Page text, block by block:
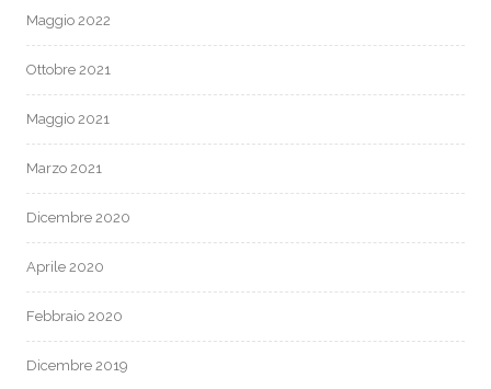
Maggio 2022
Ottobre 2021
Maggio 2021
Marzo 2021
Dicembre 2020
Aprile 2020
Febbraio 2020
Dicembre 2019